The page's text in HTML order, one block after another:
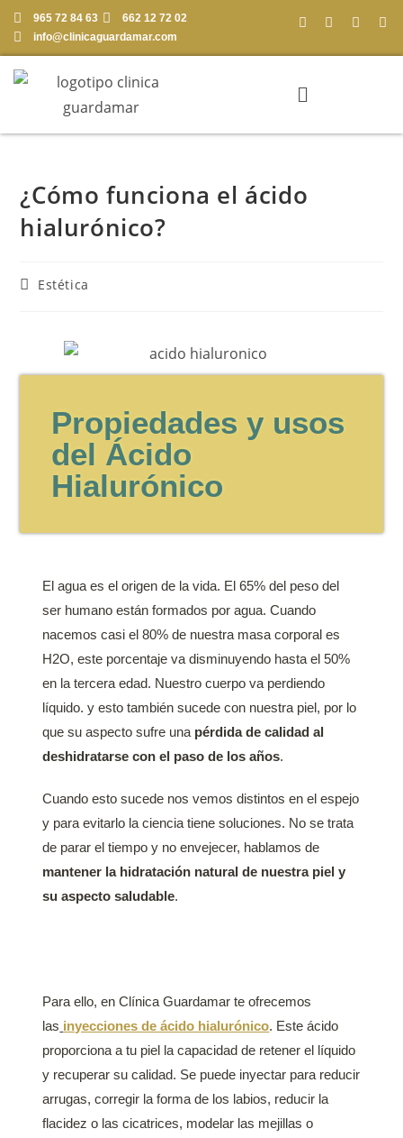
965 72 84 63
662 12 72 02
info@clinicaguardamar.com
¿Cómo funciona el ácido
hialurónico?
Estética
Propiedades y usos
del Ácido
Hialurónico
El agua es el origen de la vida. El 65% del peso del
ser humano están formados por agua. Cuando
nacemos casi el 80% de nuestra masa corporal es
H2O, este porcentaje va disminuyendo hasta el 50%
en la tercera edad. Nuestro cuerpo va perdiendo
líquido. y esto también sucede con nuestra piel, por lo
que su aspecto sufre una pérdida de calidad al
deshidratarse con el paso de los años.
Cuando esto sucede nos vemos distintos en el espejo
y para evitarlo la ciencia tiene soluciones. No se trata
de parar el tiempo y no envejecer, hablamos de
mantener la hidratación natural de nuestra piel y
su aspecto saludable.
Para ello, en Clínica Guardamar te ofrecemos
las inyecciones de ácido hialurónico. Este ácido
proporciona a tu piel la capacidad de retener el líquido
y recuperar su calidad. Se puede inyectar para reducir
arrugas, corregir la forma de los labios, reducir la
flacidez o las cicatrices, modelar las mejillas o